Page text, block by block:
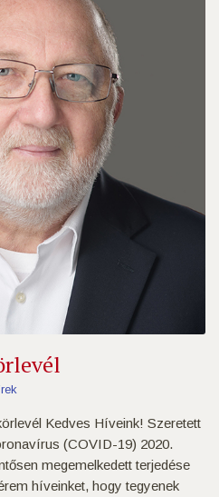
Kedves Híveink! Szeretett
(COVID-19) 2020.
megemelkedett terjedése
híveinket, hogy tegyenek